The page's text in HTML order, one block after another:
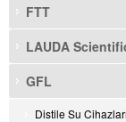
FTT
LAUDA
GFL
Distile Su Cihazları